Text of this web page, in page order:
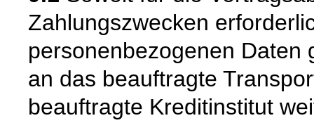
Zahlungszwecken
personenbezogenen Daten
an das beauftragte
beauftragte Kreditinstitut